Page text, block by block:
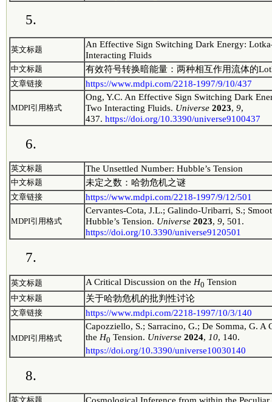
5.
英文标题
An Effective Sign Switching Dark Energy:
Interacting Fluids
中文标题 有效符号转换暗能量：两种相互作用流体的
文章链接 https://www.mdpi.com/2218-1997/9/10/437
MDPI引用格式
Ong, Y.C. An Effective Sign Switching Dark
Two Interacting Fluids. Universe 2023, 9,
437. https://doi.org/10.3390/universe9100437
6.
英文标题 The Unsettled Number: Hubble’s Tension
中文标题 未定之数：哈勃危机之谜
文章链接 https://www.mdpi.com/2218-1997/9/12/501
MDPI引用格式
Cervantes-Cota, J.L.; Galindo-Uribarri, S.;
Hubble’s Tension. Universe 2023, 9, 501.
https://doi.org/10.3390/universe9120501
7.
英文标题 A Critical Discussion on the H0 Tension
中文标题 关于哈勃危机的批判性讨论
文章链接 https://www.mdpi.com/2218-1997/10/3/140
MDPI引用格式
Capozziello, S.; Sarracino, G.; De Somma, G. A
the H0 Tension. Universe 2024, 10, 140.
https://doi.org/10.3390/universe10030140
8.
英文标题 Cosmological Inference from within the